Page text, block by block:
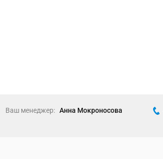
Ваш менеджер: Анна Мокроносова